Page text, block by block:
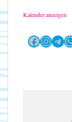
Kalender anzeigen